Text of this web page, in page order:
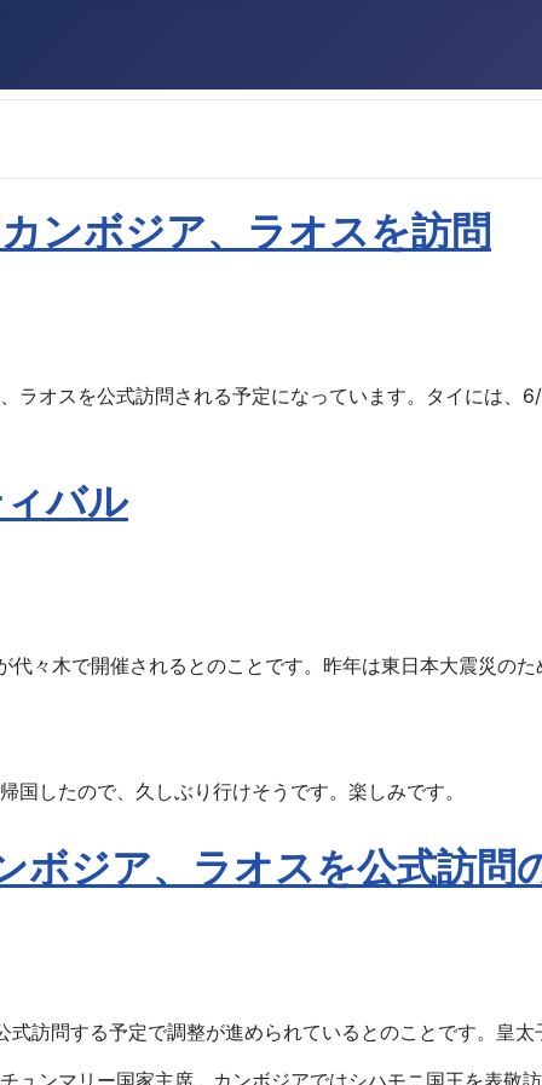
ンボジア、ラオスを訪問
ラオスを公式訪問される予定になっています。タイには
バル
々木で開催されるとのことです。昨年は東日本大震災の
したので、久しぶり行けそうです。楽しみです。
ボジア、ラオスを公式訪問
訪問する予定で調整が進められているとのことです。皇
ュンマリー国家主席、カンボジアではシハモニ国王を表敬